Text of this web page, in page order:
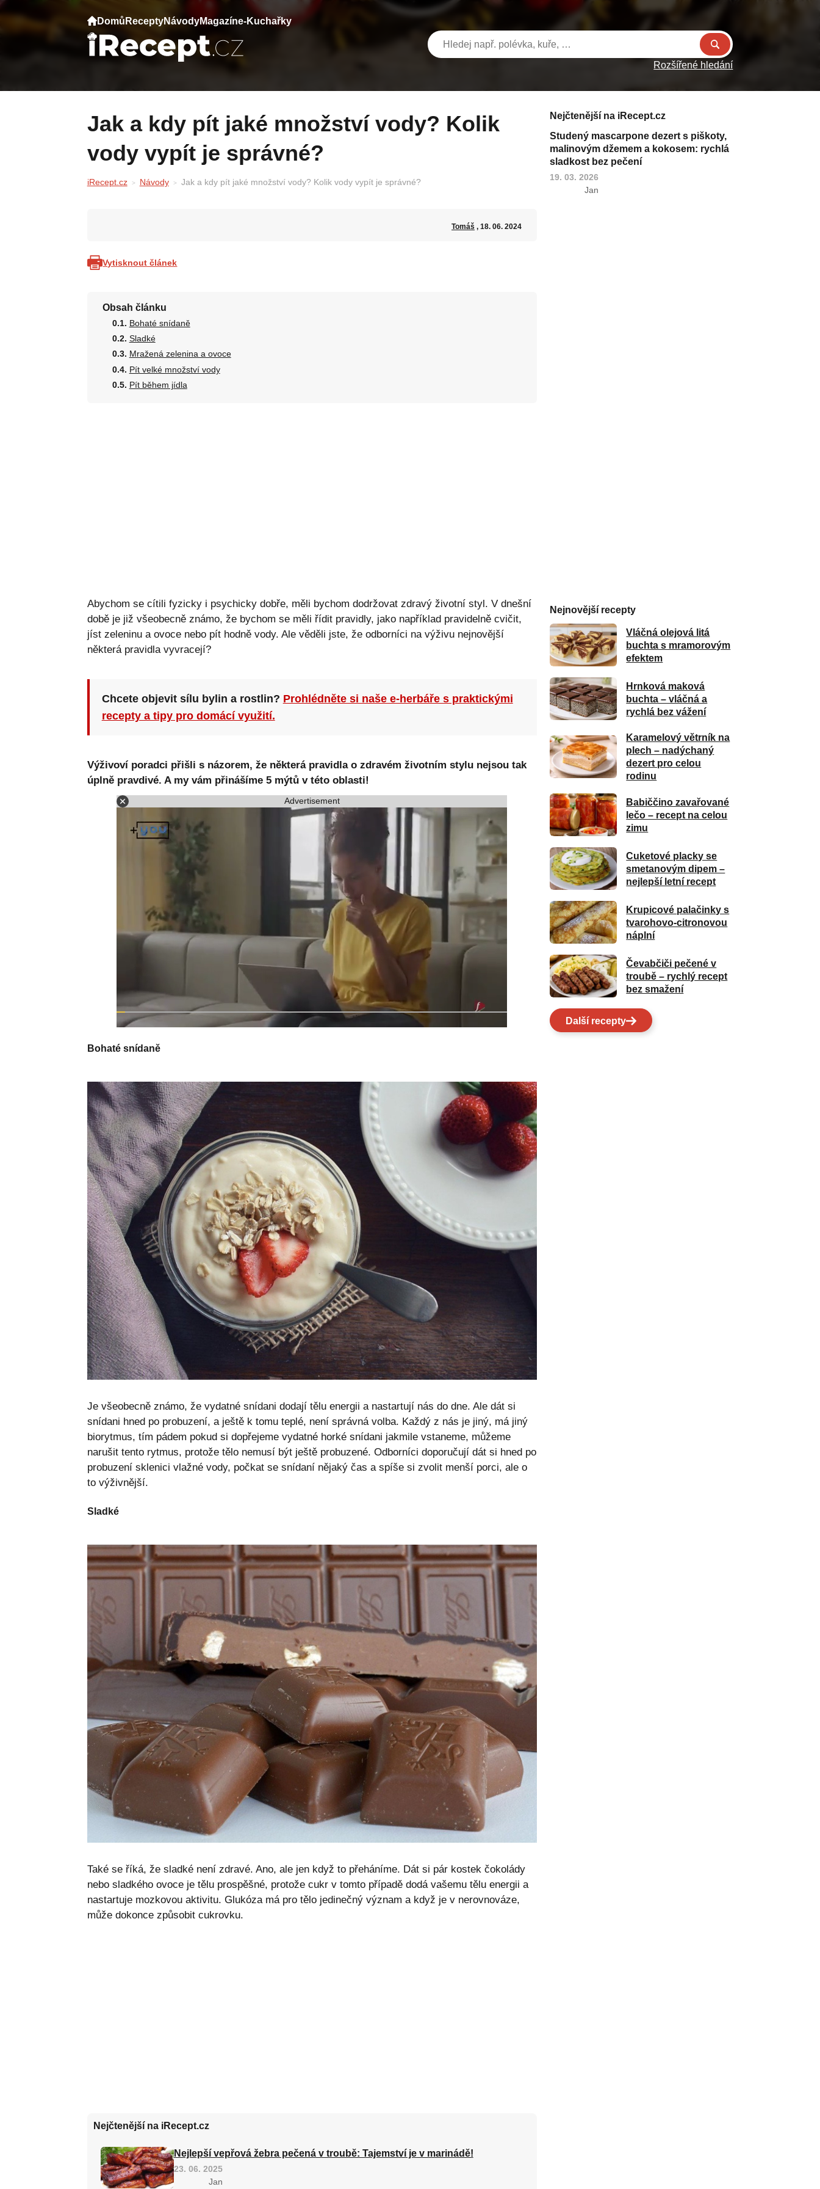
Domů ReceptyNávodyMagazíne-Kuchařky
Rozšířené hledání
Jak a kdy pít jaké množství vody? Kolik
vody vypít je správné?
iRecept.cz Návody Jak a kdy pít jaké množství vody? Kolik vody vypít je správné?
Tomáš , 18. 06. 2024
Vytisknout článek
Obsah článku
Bohaté snídaně
Sladké
Mražená zelenina a ovoce
Pít velké množství vody
Pít během jídla
Abychom se cítili fyzicky i psychicky dobře, měli bychom dodržovat zdravý životní styl. V dnešní
době je již všeobecně známo, že bychom se měli řídit pravidly, jako například pravidelně cvičit,
jíst zeleninu a ovoce nebo pít hodně vody. Ale věděli jste, že odborníci na výživu nejnovější
některá pravidla vyvracejí?
Chcete objevit sílu bylin a rostlin? Prohlédněte si naše e-herbáře s praktickými
recepty a tipy pro domácí využití.
Výživoví poradci přišli s názorem, že některá pravidla o zdravém životním stylu nejsou tak
úplně pravdivé. A my vám přinášíme 5 mýtů v této oblasti!
Advertisement
Bohaté snídaně
Je všeobecně známo, že vydatné snídani dodají tělu energii a nastartují nás do dne. Ale dát si
snídani hned po probuzení, a ještě k tomu teplé, není správná volba. Každý z nás je jiný, má jiný
biorytmus, tím pádem pokud si dopřejeme vydatné horké snídani jakmile vstaneme, můžeme
narušit tento rytmus, protože tělo nemusí být ještě probuzené. Odborníci doporučují dát si hned po
probuzení sklenici vlažné vody, počkat se snídaní nějaký čas a spíše si zvolit menší porci, ale o
to výživnější.
Sladké
Také se říká, že sladké není zdravé. Ano, ale jen když to přeháníme. Dát si pár kostek čokolády
nebo sladkého ovoce je tělu prospěšné, protože cukr v tomto případě dodá vašemu tělu energii a
nastartuje mozkovou aktivitu. Glukóza má pro tělo jedinečný význam a když je v nerovnováze,
může dokonce způsobit cukrovku.
Nejčtenější na iRecept.cz
Nejlepší vepřová žebra pečená v troubě: Tajemství je v marinádě!
23. 06. 2025
Jan
Nejčtenější na iRecept.cz
Studený mascarpone dezert s piškoty,
malinovým džemem a kokosem: rychlá
sladkost bez pečení
19. 03. 2026
Jan
Nejnovější recepty
Vláčná olejová litá
buchta s mramorovým
efektem
Hrnková maková
buchta – vláčná a
rychlá bez vážení
Karamelový větrník na
plech – nadýchaný
dezert pro celou
rodinu
Babiččino zavařované
lečo – recept na celou
zimu
Cuketové placky se
smetanovým dipem –
nejlepší letní recept
Krupicové palačinky s
tvarohovo-citronovou
náplní
Čevabčiči pečené v
troubě – rychlý recept
bez smažení
Další recepty